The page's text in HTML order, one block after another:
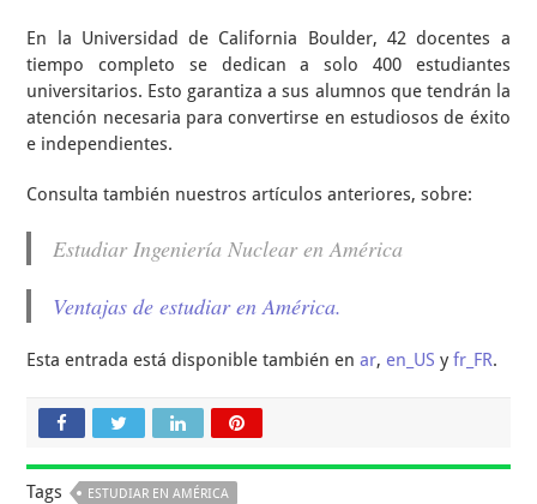
En la Universidad de California Boulder, 42 docentes a
tiempo completo se dedican a solo 400 estudiantes
universitarios. Esto garantiza a sus alumnos que tendrán la
atención necesaria para convertirse en estudiosos de éxito
e independientes.
Consulta también nuestros artículos anteriores, sobre:
Estudiar Ingeniería Nuclear en América
Ventajas de estudiar en América.
Esta entrada está disponible también enar, en_US yfr_FR.
Tags ESTUDIAR EN AMÉRICA